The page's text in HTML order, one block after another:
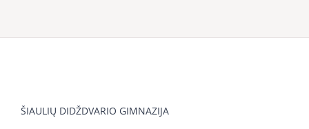
ŠIAULIŲ DIDŽDVARIO GIMNAZIJA